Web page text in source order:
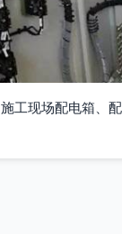
施工现场配电箱、